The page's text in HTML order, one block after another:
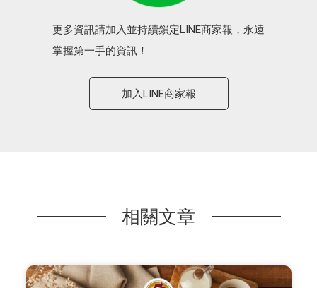
更多資訊請加入並持續鎖定LINE商家報，永遠
掌握第一手的資訊！
加入LINE商家報
相關文章